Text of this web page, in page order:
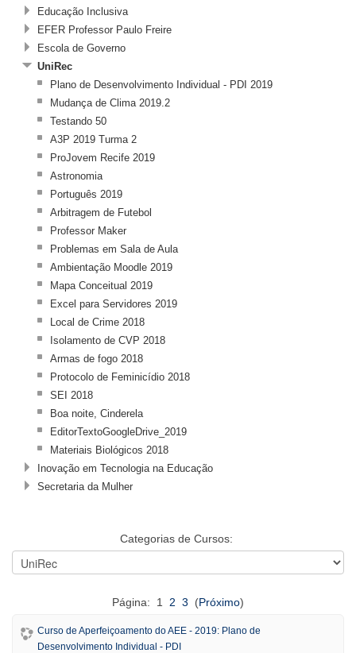
Educação Inclusiva
EFER Professor Paulo Freire
Escola de Governo
UniRec
Plano de Desenvolvimento Individual - PDI 2019
Mudança de Clima 2019.2
Testando 50
A3P 2019 Turma 2
ProJovem Recife 2019
Astronomia
Português 2019
Arbitragem de Futebol
Professor Maker
Problemas em Sala de Aula
Ambientação Moodle 2019
Mapa Conceitual 2019
Excel para Servidores 2019
Local de Crime 2018
Isolamento de CVP 2018
Armas de fogo 2018
Protocolo de Feminicídio 2018
SEI 2018
Boa noite, Cinderela
EditorTextoGoogleDrive_2019
Materiais Biológicos 2018
Inovação em Tecnologia na Educação
Secretaria da Mulher
Categorias de Cursos:
Página: 1 2 3 (Próximo)
Curso de Aperfeiçoamento do AEE - 2019: Plano de
Desenvolvimento Individual - PDI